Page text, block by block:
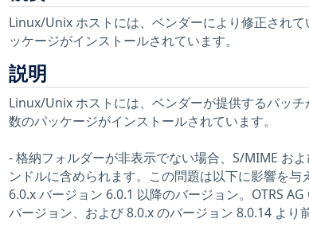
Linux/Unix ホストには、ベンダーにより修正され
ッケージがインストールされています。
説明
Linux/Unix ホストには、ベンダーが提供するパッ
数のパッケージがインストールされています。
- 格納フォルダーが非表示でない場合、S/MIME お
ンドルに含められます。この問題は以下に影響を
6.0.x バージョン 6.0.1 以降のバージョン。OTRS
バージョン、および 8.0.x のバージョン 8.0.14 より